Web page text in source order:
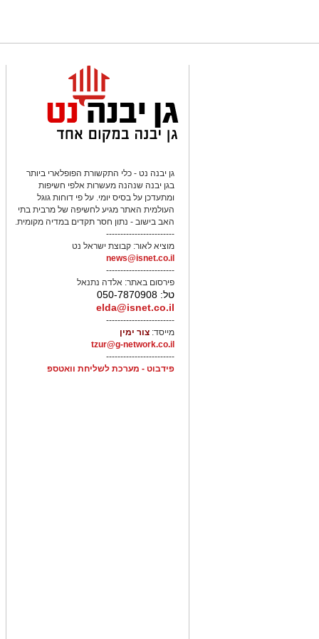
גן יבנה נט - כלי התקשורת הפופלארי ביותר
בגן יבנה שנהנה מעשרות אלפי חשיפות
ומתעדכן על בסיס יומי. על פי דוחות גוגל
העולמית האתר מגיע לחשיפה של מרבית בתי
האב בישוב - נתון חסר תקדים במדיה מקומית.
------------------------
מוציא לאור: קבוצת ישראל נט
news@isnet.co.il
------------------------
פירסום באתר: אלדה נתנאל
טל: 050-7870908
elda@isnet.co.il
------------------------
מייסד: צור ימין
tzur@g-network.co.il
------------------------
פידבוט - מערכת לשליחת וואטספ